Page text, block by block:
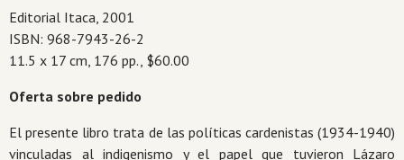
Editorial Itaca, 2001
ISBN: 968-7943-26-2
11.5 x 17 cm, 176 pp., $60.00
Oferta sobre pedido
El presente libro trata de las políticas cardenistas (1934-1940)
vinculadas al indigenismo y el papel que tuvieron Lázaro